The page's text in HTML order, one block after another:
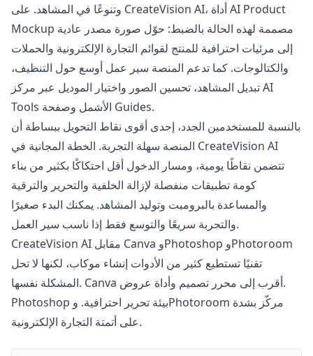
AI Product
Mockup
إلى مرئيات احترافية للمنتج لقوائم التجارة الإلكترونية والحملات
والكتالوجات. كما تدعم المنصة سير عمل أوسع حول التنظيف،
تبديل المشاهد، تحسين الصور واختيار الموديل عبر مركز AI
Tools الأشمل وصفحة Guides.
بالنسبة للمستخدمين الجدد، إحدى أقوى نقاط التحويل ببساطة أن
المنصة سهلة التجربة. الخطة المجانية في CreateVision AI
تتضمن نقاطًا يومية، ومسار الدخول أقل احتكاكًا بكثير من بناء
كومة تطبيقات منفصلة لإزالة الخلفية والتحرير والترقية
والمساعدة بالبرومبت وتوليد المشاهد. يمكنك البدء صغيرًا
والتجربة سريعًا والتوسع فقط إذا ناسب سير العمل.
CreateVision AI مقابل Canva وPhotoshop وPhotoroom
تقنيًا تستطيع كثير من الأدوات إنشاء موكاب، لكنها لا تحل
المشكلة نفسها. Canva أقرب إلى محرر تصميم وأداة عروض.
Photoshop بيئة تحرير احترافية. وPhotoroom مركّز بشدة
على أتمتة التجارة الإلكترونية.